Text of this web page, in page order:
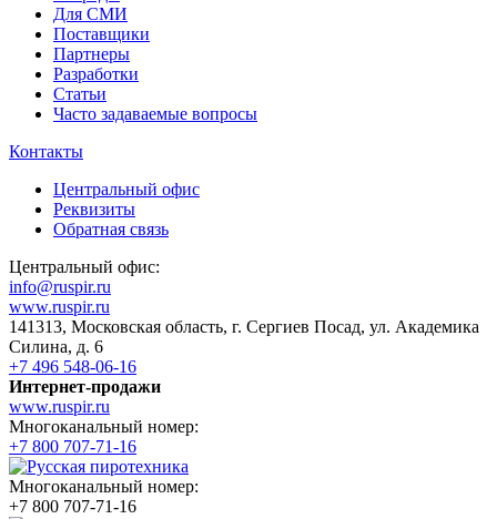
Для СМИ
Поставщики
Партнеры
Разработки
Статьи
Часто задаваемые вопросы
Контакты
Центральный офис
Реквизиты
Обратная связь
Центральный офис:
info@ruspir.ru
www.ruspir.ru
141313, Московская область, г. Сергиев Посад, ул. Академика
Силина, д. 6
+7 496 548-06-16
Интернет-продажи
www.ruspir.ru
Многоканальный номер:
+7 800 707-71-16
Многоканальный номер:
+7 800 707-71-16